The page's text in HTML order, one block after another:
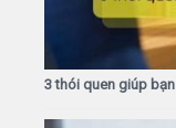
3 thói quen giúp